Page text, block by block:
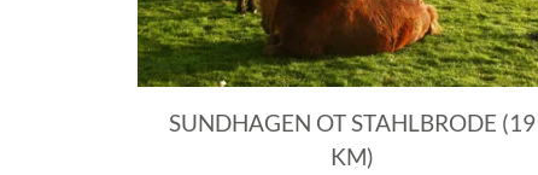
SUNDHAGEN OT STAHLBRODE (19
KM)